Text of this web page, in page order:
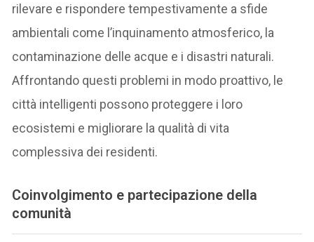
rilevare e rispondere tempestivamente a sfide
ambientali come l’inquinamento atmosferico, la
contaminazione delle acque e i disastri naturali.
Affrontando questi problemi in modo proattivo, le
città intelligenti possono proteggere i loro
ecosistemi e migliorare la qualità di vita
complessiva dei residenti.
Coinvolgimento e partecipazione della
comunità